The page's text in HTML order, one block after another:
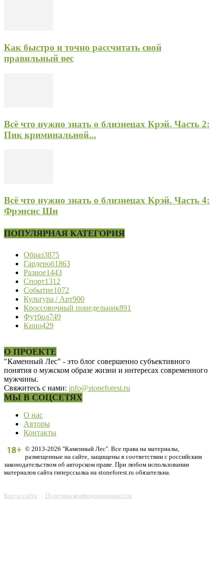
Как быстро и точно рассчитать свой
правильный вес
Всё что нужно знать о близнецах Крэй. Часть 2:
Пик криминальной...
Всё что нужно знать о близнецах Крэй. Часть 4:
Фрэнсис Ши
ПОПУЛЯРНАЯ КАТЕГОРИЯ
Образ3875
Гардероб1863
Разное1443
Спорт1312
Событие1072
Культура / Арт900
Кроссовочный понедельник891
Футбол749
Кино429
О ПРОЕКТЕ
"Каменный Лес" - это блог совершенно субъективного
понятия о мужском образе жизни и интересах современного
мужчины.
Свяжитесь с нами: info@stoneforest.ru
МЫ В СОЦСЕТЯХ
О нас
Авторы
Контакты
© 2013-2026 "Каменный Лес". Все права на материалы,
размещенные на сайте, защищены в соответствии с российским
законодательством об авторском праве. При любом использовании
материалов сайта гиперссылка на stoneforest.ru обязательна.
Карта сайта Политика конфиденциальности